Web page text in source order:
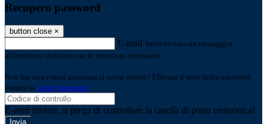
Recupero password
button close ×
E-mail Verrà inviato un messaggio
all'indirizzo indicato con le istruzioni necessarie.
Non hai una e-mail associata al nome utente? Effettua il reset della password
tramite la Login Spaggiari
E-mail inviata, si prega di controllare la casella di posta elettronica!